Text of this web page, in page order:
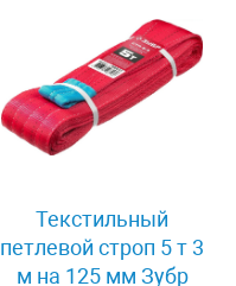
Текстильный
петлевой строп 5 т 3
м на 125 мм Зубр